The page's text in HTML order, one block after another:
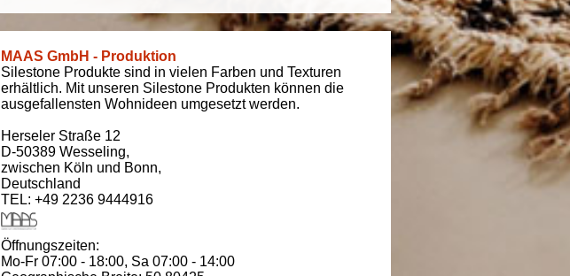
MAAS GmbH - Produktion
Silestone Produkte sind in vielen Farben und Texturen
erhältlich. Mit unseren Silestone Produkten können die
ausgefallensten Wohnideen umgesetzt werden.
Herseler Straße 12
D-50389 Wesseling,
zwischen Köln und Bonn,
Deutschland
TEL: +49 2236 9444916
Öffnungszeiten:
Mo-Fr 07:00 - 18:00, Sa 07:00 - 14:00